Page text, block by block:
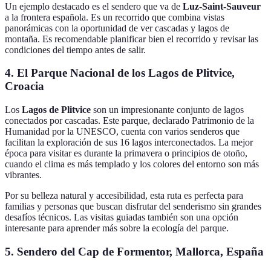
Un ejemplo destacado es el sendero que va de Luz-Saint-Sauveur
a la frontera española. Es un recorrido que combina vistas
panorámicas con la oportunidad de ver cascadas y lagos de
montaña. Es recomendable planificar bien el recorrido y revisar las
condiciones del tiempo antes de salir.
4. El Parque Nacional de los Lagos de Plitvice,
Croacia
Los Lagos de Plitvice son un impresionante conjunto de lagos
conectados por cascadas. Este parque, declarado Patrimonio de la
Humanidad por la UNESCO, cuenta con varios senderos que
facilitan la exploración de sus 16 lagos interconectados. La mejor
época para visitar es durante la primavera o principios de otoño,
cuando el clima es más templado y los colores del entorno son más
vibrantes.
Por su belleza natural y accesibilidad, esta ruta es perfecta para
familias y personas que buscan disfrutar del senderismo sin grandes
desafíos técnicos. Las visitas guiadas también son una opción
interesante para aprender más sobre la ecología del parque.
5. Sendero del Cap de Formentor, Mallorca, España